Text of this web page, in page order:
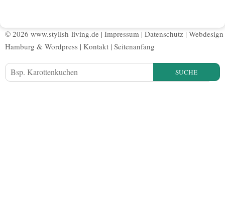
© 2026 www.stylish-living.de | Impressum | Datenschutz | Webdesign
Hamburg & Wordpress | Kontakt | Seitenanfang
SUCHE